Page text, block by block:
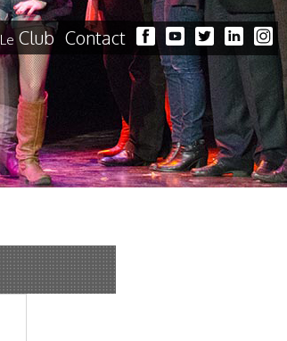
LeClub Contact